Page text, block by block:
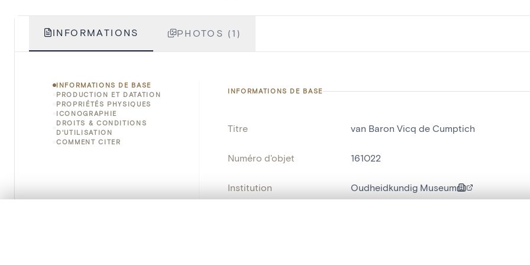
INFORMATIONS PHOTOS (1)
INFORMATIONS DE BASE
PRODUCTION ET DATATION
PROPRIÉTÉS PHYSIQUES
ICONOGRAPHIE
DROITS & CONDITIONS
D'UTILISATION
COMMENT CITER
INFORMATIONS DE BASE
Titre van Baron Vicq de Cumptich
Numéro d'objet 161022
Institution Oudheidkundig Museum